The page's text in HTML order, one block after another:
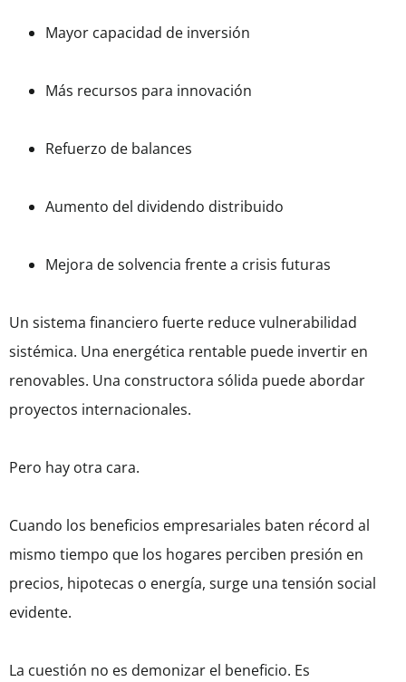
Mayor capacidad de inversión
Más recursos para innovación
Refuerzo de balances
Aumento del dividendo distribuido
Mejora de solvencia frente a crisis futuras
Un sistema financiero fuerte reduce vulnerabilidad
sistémica. Una energética rentable puede invertir en
renovables. Una constructora sólida puede abordar
proyectos internacionales.
Pero hay otra cara.
Cuando los beneficios empresariales baten récord al
mismo tiempo que los hogares perciben presión en
precios, hipotecas o energía, surge una tensión social
evidente.
La cuestión no es demonizar el beneficio. Es